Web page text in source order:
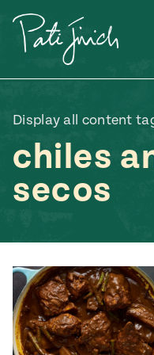
contenido
Display all content
chiles
secos